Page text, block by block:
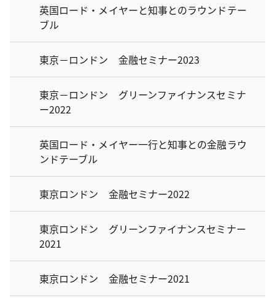
英国ロード・メイヤーと知事とのラウンドテー
ブル
東京－ロンドン 金融セミナー2023
東京－ロンドン グリーンファイナンスセミナ
ー2022
英国ロード・メイヤー一行と知事との金融ラウ
ンドテーブル
東京ロンドン 金融セミナー2022
東京ロンドン グリーンファイナンスセミナー
2021
東京ロンドン 金融セミナー2021